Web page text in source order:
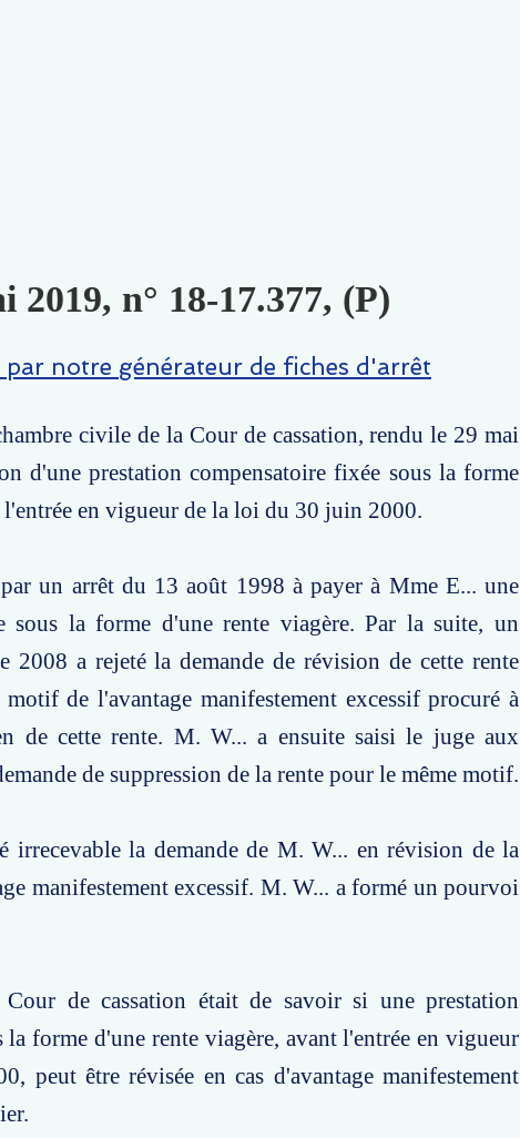
2019, n° 18-17.377, (P)
par notre générateur de fiches d'arrêt
civile de la Cour de cassation, rendu le 29 mai
d'une prestation compensatoire fixée sous la forme
en vigueur de la loi du 30 juin 2000.
un arrêt du 13 août 1998 à payer à Mme E... une
sous la forme d'une rente viagère. Par la suite, un
2008 a rejeté la demande de révision de cette rente
de l'avantage manifestement excessif procuré à
de cette rente. M. W... a ensuite saisi le juge aux
de suppression de la rente pour le même motif.
irrecevable la demande de M. W... en révision de la
manifestement excessif. M. W... a formé un pourvoi
de cassation était de savoir si une prestation
la forme d'une rente viagère, avant l'entrée en vigueur
peut être révisée en cas d'avantage manifestement